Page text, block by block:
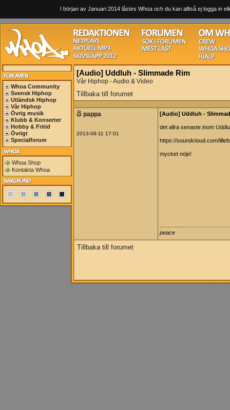
I början av Januari 2014 låstes Whoa och du kan alltså ej logga in
Whoa Community
Svensk Hiphop
Utländsk Hiphop
Vår Hiphop
Övrig musik
Klubb & Konserter
Hobby & Fritid
Övrigt
Specialforum
Whoa Shop
Kontakta Whoa
[Audio] Uddluh - Slimmade Rim
Vår Hiphop - Audio & Video
Tillbaka till forumet
pappa
2013-08-11 17:01
[Audio] Uddluh -
det allra senaste inom
https://soundcloud.com/
mycket nöje!
peace
Tillbaka till forumet